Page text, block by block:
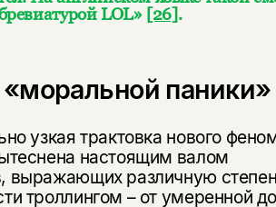
LOL» [26].
«моральной паники»
узкая трактовка нового
настоящим валом
выражающих различную
троллингом – от умеренной